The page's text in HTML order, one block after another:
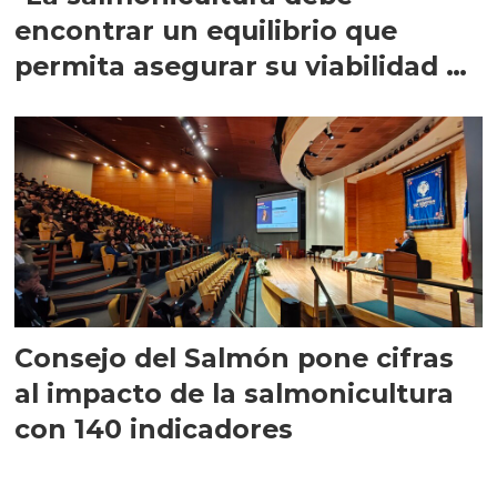
encontrar un equilibrio que
permita asegurar su viabilidad de
Consejo del Salmón pone cifras
al impacto de la salmonicultura
con 140 indicadores